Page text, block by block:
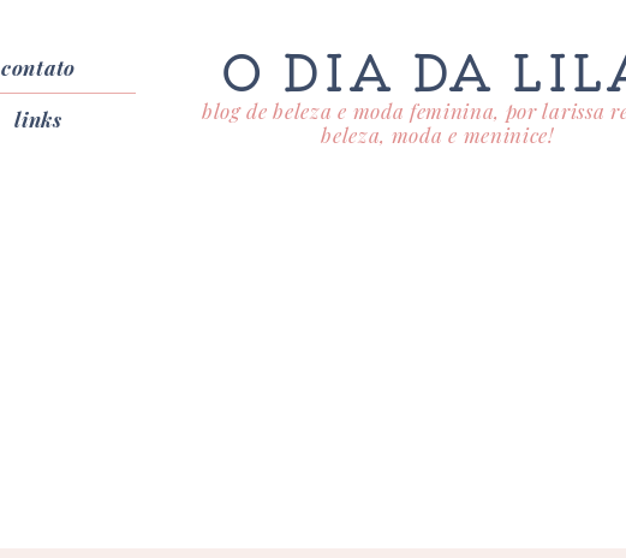
contato
links
O DIA DA
blog de beleza e moda feminina, por larissa
beleza, moda e meninice!